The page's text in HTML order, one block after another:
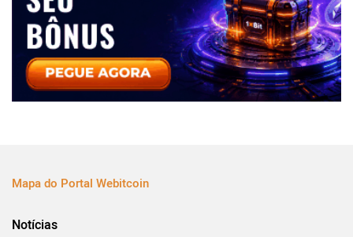
Mapa do Portal Webitcoin
Notícias